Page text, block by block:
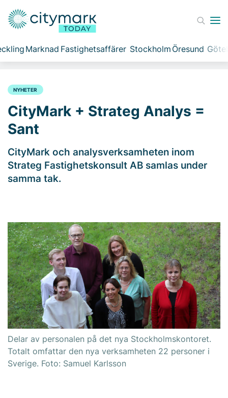
Marknad Fastighetsaffärer Stockholm Öresund
NYHETER
CityMark + Strateg Analys =
Sant
CityMark och analysverksamheten inom
Strateg Fastighetskonsult AB samlas under
samma tak.
Delar av personalen på det nya Stockholmskontoret.
Totalt omfattar den nya verksamheten 22 personer i
Sverige. Foto: Samuel Karlsson